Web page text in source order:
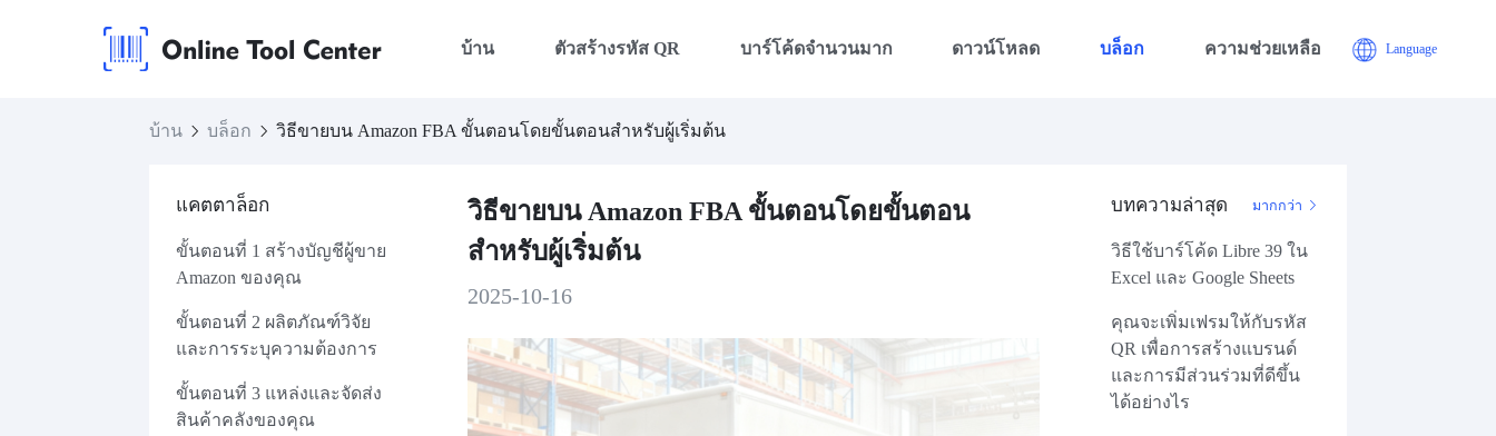
บ้าน ตัวสร้างรหัส QR บาร์โค้ดจำนวนมาก ดาวน์โหลด บล็อก ความช่วยเหลือ Language
บ้าน บล็อก วิธีขายบน Amazon FBA ขั้นตอนโดยขั้นตอนสำหรับผู้เริ่มต้น
แคตตาล็อก
ขั้นตอนที่ 1 สร้างบัญชีผู้ขาย
Amazon ของคุณ
ขั้นตอนที่ 2 ผลิตภัณฑ์วิจัย
และการระบุความต้องการ
ขั้นตอนที่ 3 แหล่งและจัดส่ง
สินค้าคลังของคุณ
วิธีขายบน Amazon FBA ขั้นตอนโดยขั้นตอน
สำหรับผู้เริ่มต้น
2025-10-16
บทความล่าสุด มากกว่า
วิธีใช้บาร์โค้ด Libre 39 ใน
Excel และ Google Sheets
คุณจะเพิ่มเฟรมให้กับรหัส
QR เพื่อการสร้างแบรนด์
และการมีส่วนร่วมที่ดีขึ้น
ได้อย่างไร